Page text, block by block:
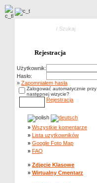
/ Szukaj
Rejestracja
Użytkownik:
Hasło:
» Zapomniałem hasła
Zalogować automatycznie przy
następnej wizycie?
Rejestracja
» Wszystkie komentarze
» Lista uzytkowników
» Google Foto Map
» FAQ
» Zdjęcie Klasowe
» Wirtualny Cmentarz